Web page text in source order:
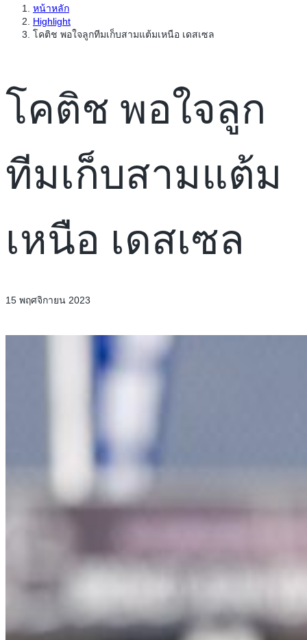
หน้าหลัก
Highlight
โคติช พอใจลูกทีมเก็บสามแต้มเหนือ เดสเซล
โคติช พอใจลูก
ทีมเก็บสามแต้ม
เหนือ เดสเซล
15 พฤศจิกายน 2023